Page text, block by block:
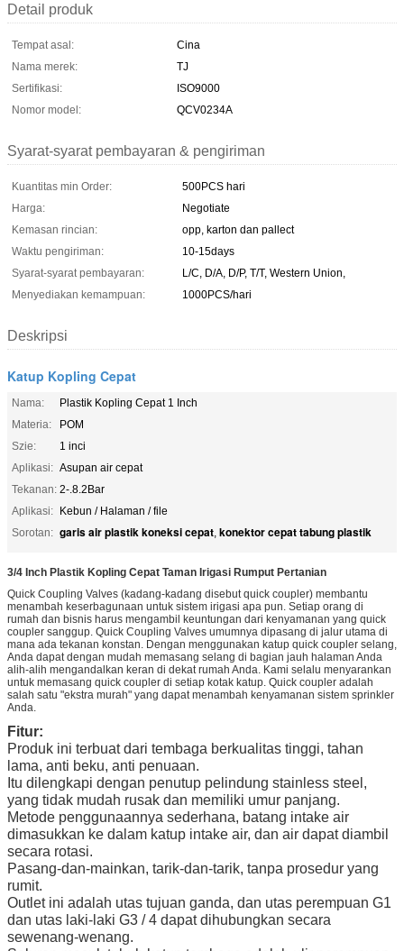
Detail produk
Tempat asal:
Cina
Nama merek:
TJ
Sertifikasi:
ISO9000
Nomor model:
QCV0234A
Syarat-syarat pembayaran & pengiriman
Kuantitas min Order:
500PCS hari
Harga:
Negotiate
Kemasan rincian:
opp, karton dan pallect
Waktu pengiriman:
10-15days
Syarat-syarat pembayaran:
L/C, D/A, D/P, T/T, Western Union,
Menyediakan kemampuan:
1000PCS/hari
Deskripsi
Katup Kopling Cepat
Nama:
Plastik Kopling Cepat 1 Inch
Materia:
POM
Szie:
1 inci
Aplikasi: Asupan air cepat
Tekanan: 2-.8.2Bar
Aplikasi: Kebun / Halaman / file
Sorotan: garis air plastik koneksi cepat, konektor cepat tabung plastik
3/4 Inch Plastik Kopling Cepat Taman Irigasi Rumput Pertanian
Quick Coupling Valves (kadang-kadang disebut quick coupler) membantu
menambah keserbagunaan untuk sistem irigasi apa pun. Setiap orang di
rumah dan bisnis harus mengambil keuntungan dari kenyamanan yang quick
coupler sanggup. Quick Coupling Valves umumnya dipasang di jalur utama di
mana ada tekanan konstan. Dengan menggunakan katup quick coupler selang,
Anda dapat dengan mudah memasang selang di bagian jauh halaman Anda
alih-alih mengandalkan keran di dekat rumah Anda. Kami selalu menyarankan
untuk memasang quick coupler di setiap kotak katup. Quick coupler adalah
salah satu "ekstra murah" yang dapat menambah kenyamanan sistem sprinkler
Anda.
Fitur:
Produk ini terbuat dari tembaga berkualitas tinggi, tahan
lama, anti beku, anti penuaan.
Itu dilengkapi dengan penutup pelindung stainless steel,
yang tidak mudah rusak dan memiliki umur panjang.
Metode penggunaannya sederhana, batang intake air
dimasukkan ke dalam katup intake air, dan air dapat diambil
secara rotasi.
Pasang-dan-mainkan, tarik-dan-tarik, tanpa prosedur yang
rumit.
Outlet ini adalah utas tujuan ganda, dan utas perempuan G1
dan utas laki-laki G3 / 4 dapat dihubungkan secara
sewenang-wenang.